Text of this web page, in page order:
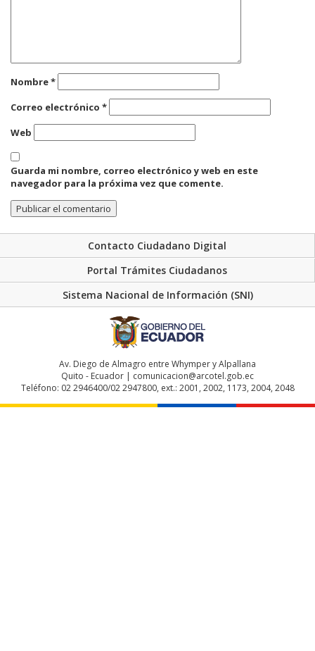
Nombre*
Correo electrónico *
Web
Guarda mi nombre, correo electrónico y web en este
navegador para la próxima vez que comente.
Contacto Ciudadano Digital
Portal Trámites Ciudadanos
Sistema Nacional de Información (SNI)
Av. Diego de Almagro entre Whymper y Alpallana
Quito - Ecuador | comunicacion@arcotel.gob.ec
Teléfono: 02 2946400/02 2947800, ext.: 2001, 2002, 1173, 2004, 2048